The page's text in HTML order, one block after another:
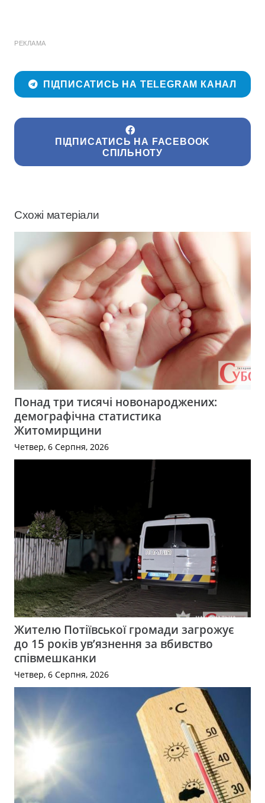
РЕКЛАМА
ПІДПИСАТИСЬ НА TELEGRAM КАНАЛ
ПІДПИСАТИСЬ НА FACEBOOK
СПІЛЬНОТУ
Схожі матеріали
Понад три тисячі новонароджених:
демографічна статистика
Житомирщини
Четвер, 6 Серпня, 2026
Жителю Потіївської громади загрожує
до 15 років ув’язнення за вбивство
співмешканки
Четвер, 6 Серпня, 2026